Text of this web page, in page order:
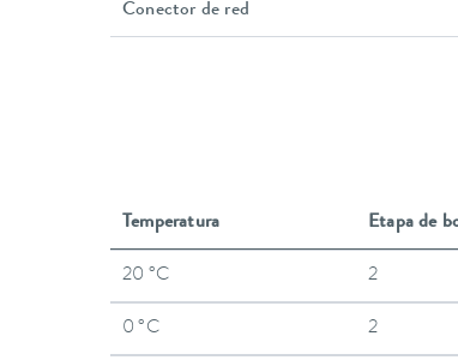
Conector de red
Temperatura Etapa de
20 °C 2
0 °C 2